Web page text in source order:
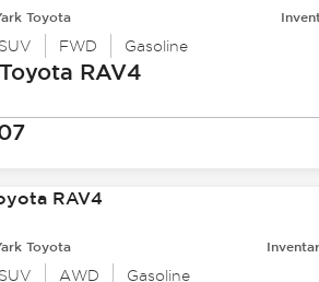
Toyota
SUV FWD Gasoline
RAV4
Toyota
SUV AWD Gasoline